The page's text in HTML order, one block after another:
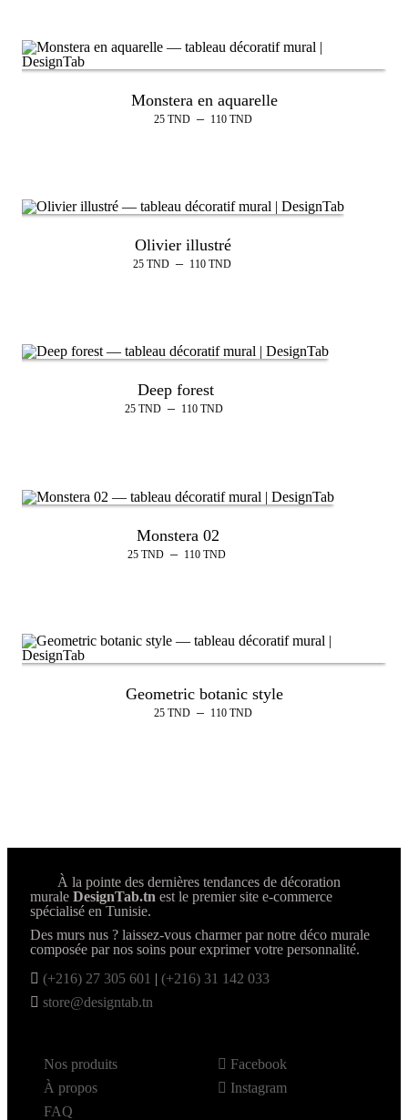
Monstera en aquarelle
25 TND – 110 TND
Olivier illustré
25 TND – 110 TND
Deep forest
25 TND – 110 TND
Monstera 02
25 TND – 110 TND
Geometric botanic style
25 TND – 110 TND
À la pointe des dernières tendances de décoration
murale DesignTab.tn est le premier site e-commerce
spécialisé en Tunisie.
Des murs nus ? laissez-vous charmer par notre déco murale
composée par nos soins pour exprimer votre personnalité.
(+216) 27 305 601 | (+216) 31 142 033
store@designtab.tn
Nos produits
À propos
FAQ
Facebook
Instagram